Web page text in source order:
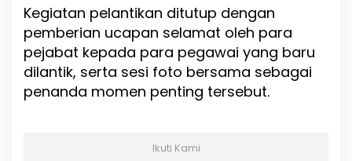
Kegiatan pelantikan ditutup dengan
pemberian ucapan selamat oleh para
pejabat kepada para pegawai yang baru
dilantik, serta sesi foto bersama sebagai
penanda momen penting tersebut.
Ikuti Kami